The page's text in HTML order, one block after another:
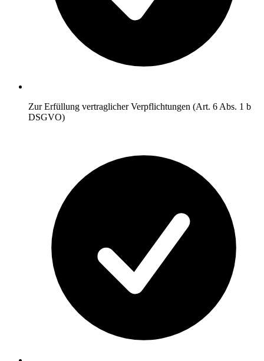
Zur Erfüllung vertraglicher Verpflichtungen (Art. 6 Abs. 1 b
DSGVO)